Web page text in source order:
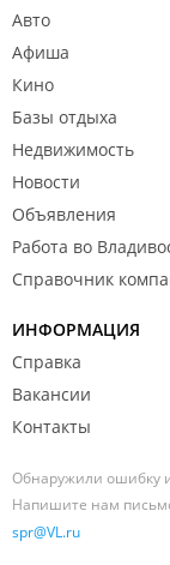
Авто
Афиша
Кино
Базы отдыха
Недвижимость
Новости
Объявления
Работа во
Справочник
ИНФОРМАЦИЯ
Справка
Вакансии
Контакты
Обнаружили ошибку
Напишите нам
spr@VL.ru